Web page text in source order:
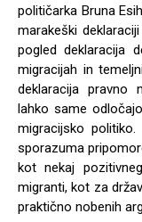
političarka Bruna
marakeški
pogled deklaracija
migracijah in
deklaracija pravno
lahko same
migracijsko
sporazuma
kot nekaj
migranti, kot za
praktično nobenih